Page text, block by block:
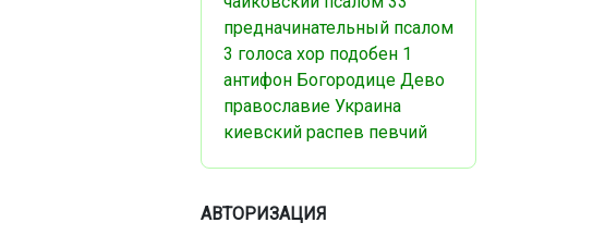
предначинательный псалом
3 голоса хор подобен 1
антифон Богородице Дево
православие Украина
киевский распев певчий
АВТОРИЗАЦИЯ